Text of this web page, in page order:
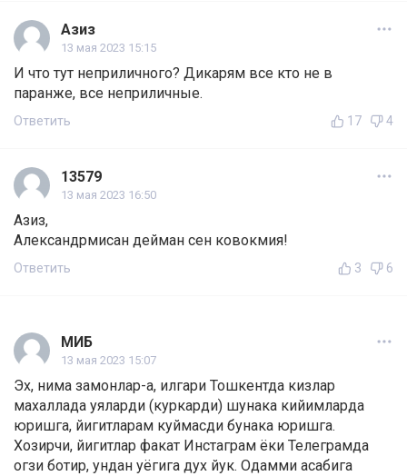
Азиз
13 мая 2023 15:15
И что тут неприличного? Дикарям все кто не в
паранже, все неприличные.
Ответить 17 4
13579
13 мая 2023 16:50
Азиз,
Александрмисан дейман сен ковокмия!
Ответить 3 6
МИБ
13 мая 2023 15:07
Эх, нима замонлар-а, илгари Тошкентда кизлар
махаллада уяларди (куркарди) шунака кийимларда
юришга, йигитларам куймасди бунака юришга.
Хозирчи, йигитлар факат Инстаграм ёки Телеграмда
огзи ботир, ундан уёгига дух йук. Одамми асабига